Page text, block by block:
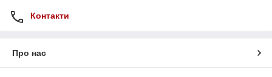
Контакти
Про нас